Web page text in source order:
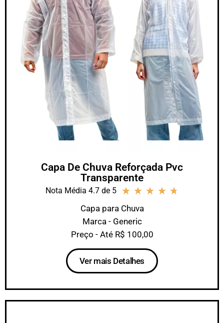
Capa De Chuva Reforçada Pvc
Transparente
Nota Média 4.7 de 5 ★ ★ ★ ★ ★
Capa para Chuva
Marca - Generic
Preço - Até R$ 100,00
Ver mais Detalhes